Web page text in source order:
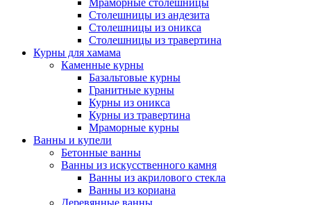
Мраморные столешницы
Столешницы из андезита
Столешницы из оникса
Столешницы из травертина
Курны для хамама
Каменные курны
Базальтовые курны
Гранитные курны
Курны из оникса
Курны из травертина
Мраморные курны
Ванны и купели
Бетонные ванны
Ванны из искусственного камня
Ванны из акрилового стекла
Ванны из кориана
Деревянные ванны